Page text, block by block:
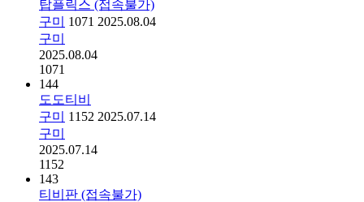
탑플릭스 (접속불가)
구미
1071 2025.08.04
구미
2025.08.04
1071
144
도도티비
구미
1152 2025.07.14
구미
2025.07.14
1152
143
티비판 (접속불가)